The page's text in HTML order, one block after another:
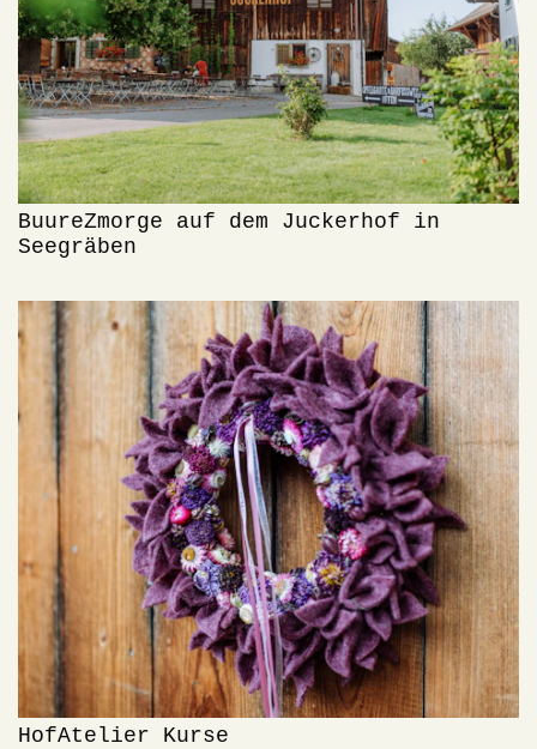
BuureZmorge auf dem Juckerhof in
Seegräben
HofAtelier Kurse